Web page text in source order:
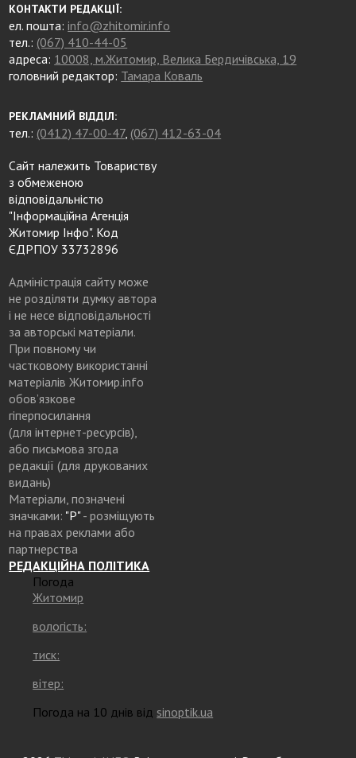
КОНТАКТИ РЕДАКЦІЇ:
ел. пошта:info@zhitomir.info
тел.: (067) 410-44-05
адреса: 10008, м.Житомир, Велика Бердичівська, 19
головний редактор: Тамара Коваль
РЕКЛАМНИЙ ВІДДІЛ:
тел.: (0412) 47-00-47, (067) 412-63-04
Сайт належить Товариству
з обмеженою
відповідальністю
"Інформаційна Агенція
Житомир Інфо". Код
ЄДРПОУ 33732896
Адміністрація сайту може
не розділяти думку автора
і не несе відповідальності
за авторські матеріали.
При повному чи
частковому використанні
матеріалів Житомир.info
обов’язкове
гіперпосилання
(для інтернет-ресурсів),
або письмова згода
редакції (для друкованих
видань)
Матеріали, позначені
значками: "Р"- розміщують
на правах реклами або
партнерства
РЕДАКЦІЙНА ПОЛІТИКА
Погода
Житомир
вологість:
тиск:
вітер:
Погода на 10 днів від sinoptik.ua